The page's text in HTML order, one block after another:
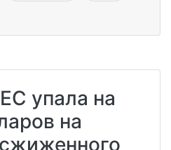
упала на
на